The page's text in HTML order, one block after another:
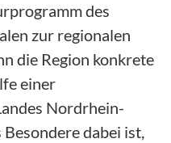
des
zur regionalen
die Region konkrete
einer
Nordrhein-
dabei ist,